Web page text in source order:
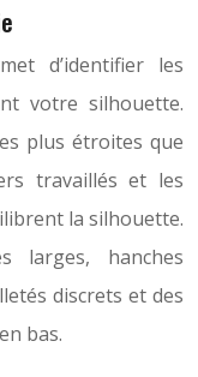
d’identifier les
votre silhouette.
plus étroites que
travaillés et les
la silhouette.
larges, hanches
discrets et des
bas.